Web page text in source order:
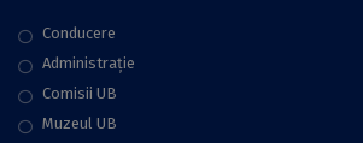
Conducere
Administraţie
Comisii UB
Muzeul UB